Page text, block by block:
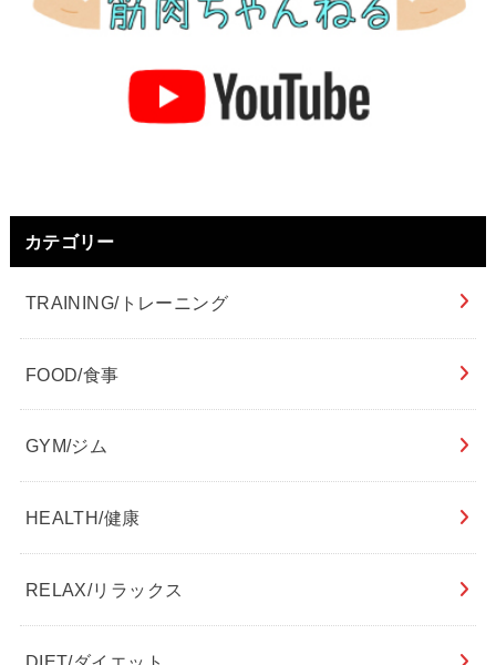
カテゴリー
TRAINING/トレーニング
FOOD/食事
GYM/ジム
HEALTH/健康
RELAX/リラックス